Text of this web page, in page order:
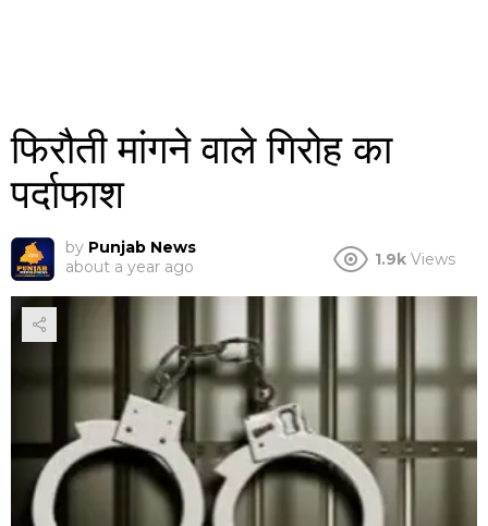
फिरौती मांगने वाले गिरोह का
पर्दाफाश
by Punjab News
about a year ago
1.9k Views